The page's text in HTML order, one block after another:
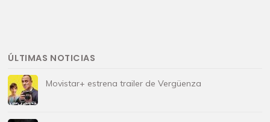
ÚLTIMAS NOTICIAS
Movistar+ estrena trailer de Vergüenza